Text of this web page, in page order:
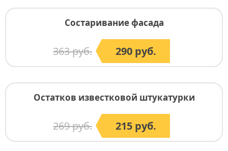
Состаривание фасада
363 руб. 290 руб.
Остатков известковой штукатурки
269 руб. 215 руб.